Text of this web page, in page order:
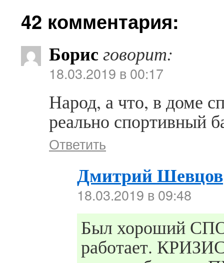
42 комментария:
Борис говорит:
18.03.2019 в 00:17
Народ, а что, в доме
реально спортивный
Ответить
Дмитрий Шевцов
18.03.2019 в 09:48
Был хороший
работает.